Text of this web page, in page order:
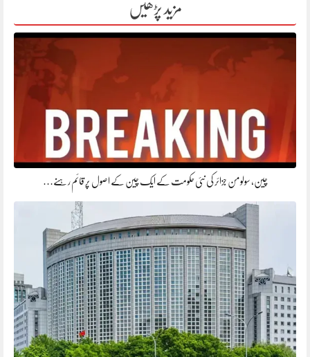
مزید پڑھیں
چین، سولومن جزائر کی نئی حکومت کے ایک چین کے اصول پر قائم رہنے…